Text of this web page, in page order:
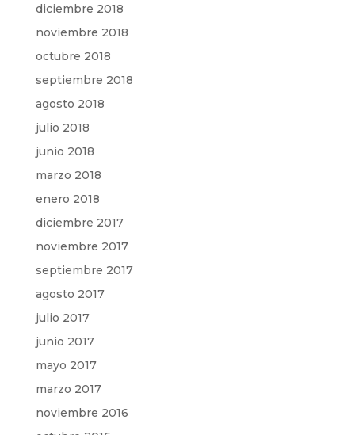
diciembre 2018
noviembre 2018
octubre 2018
septiembre 2018
agosto 2018
julio 2018
junio 2018
marzo 2018
enero 2018
diciembre 2017
noviembre 2017
septiembre 2017
agosto 2017
julio 2017
junio 2017
mayo 2017
marzo 2017
noviembre 2016